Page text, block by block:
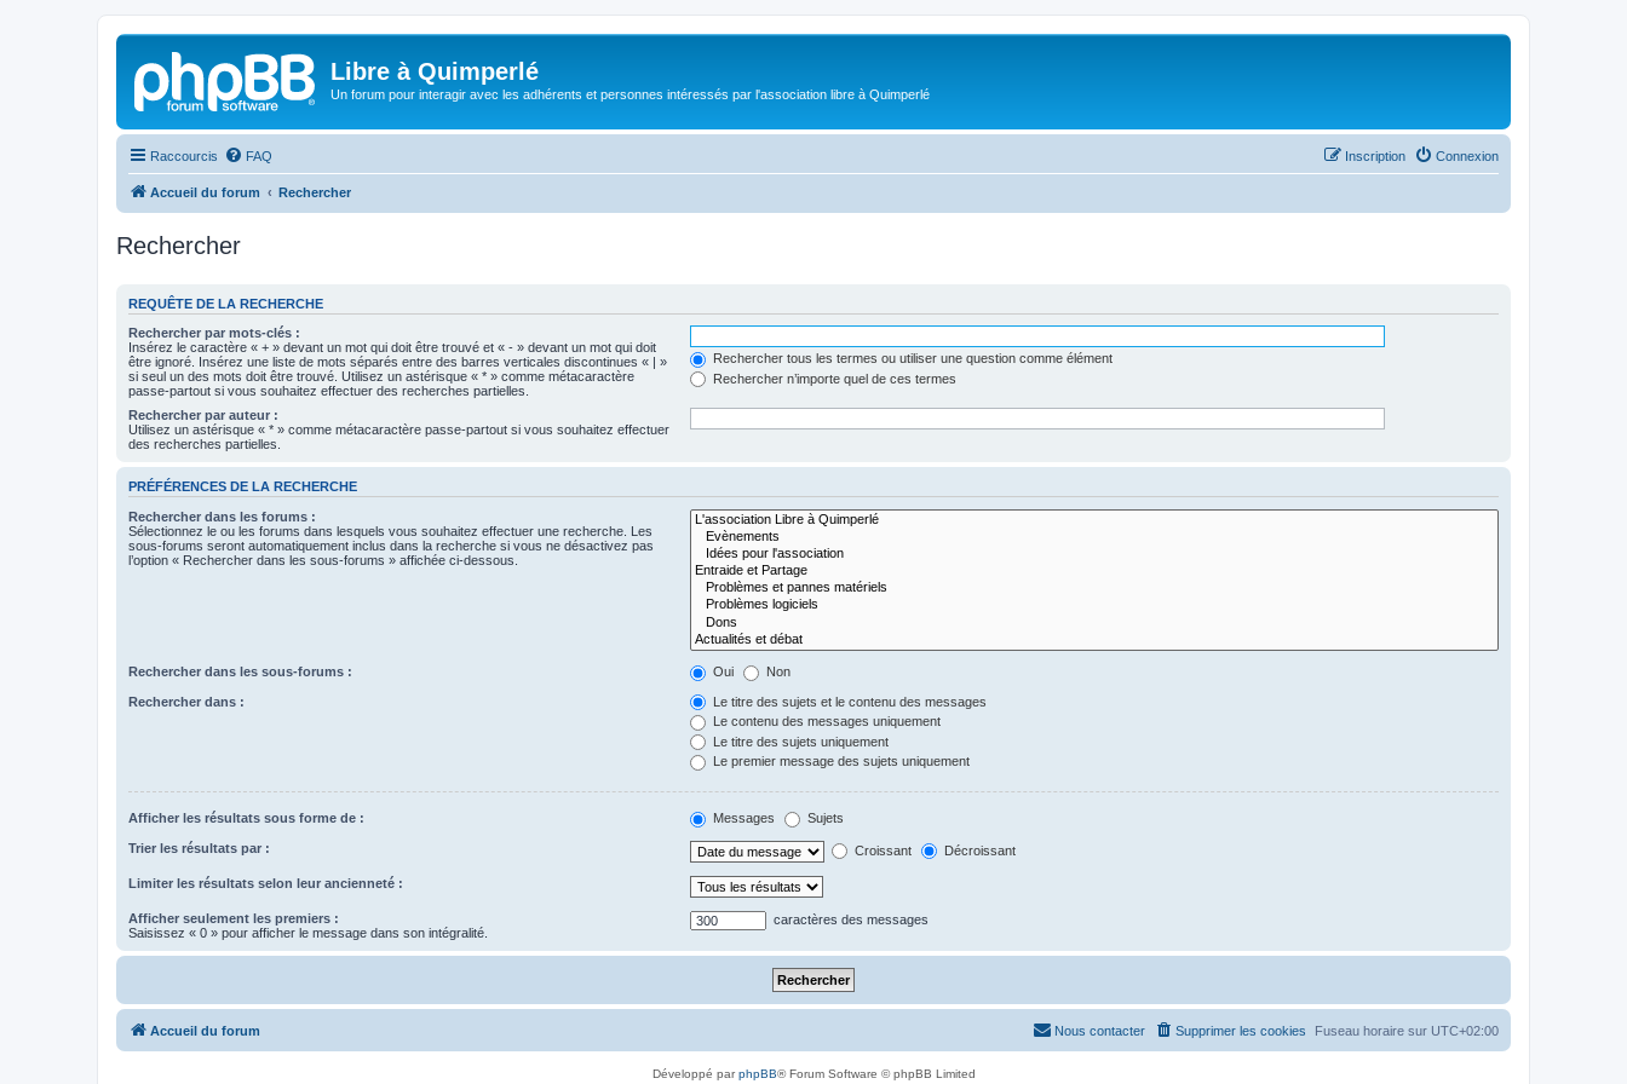
Libre à Quimperlé
Un forum pour interagir avec les adhérents et personnes intéressés par l'association libre à Quimperlé
Raccourcis FAQ Connexion
Inscription
Accueil du forum Rechercher
Rechercher
REQUÊTE DE LA RECHERCHE
Rechercher par mots-clés :
Insérez le caractère « + » devant un mot qui doit être trouvé et « - » devant un mot qui doit
être ignoré. Insérez une liste de mots séparés entre des barres verticales discontinues « | »
si seul un des mots doit être trouvé. Utilisez un astérisque « * » comme métacaractère
passe-partout si vous souhaitez effectuer des recherches partielles.
Rechercher tous les termes ou utiliser une question comme élément
Rechercher n’importe quel de ces termes
Rechercher par auteur :
Utilisez un astérisque « * » comme métacaractère passe-partout si vous souhaitez effectuer
des recherches partielles.
PRÉFÉRENCES DE LA RECHERCHE
Rechercher dans les forums :
Sélectionnez le ou les forums dans lesquels vous souhaitez effectuer une recherche. Les
sous-forums seront automatiquement inclus dans la recherche si vous ne désactivez pas
l’option « Rechercher dans les sous-forums » affichée ci-dessous.
Rechercher dans les sous-forums : Oui Non
Rechercher dans :
Le titre des sujets et le contenu des messages
Le contenu des messages uniquement
Le titre des sujets uniquement
Le premier message des sujets uniquement
Afficher les résultats sous forme de : Messages Sujets
Trier les résultats par : Croissant Décroissant
Limiter les résultats selon leur ancienneté :
Afficher seulement les premiers :
Saisissez « 0 » pour afficher le message dans son intégralité.
caractères des messages
Accueil du forum Fuseau horaire sur UTC+02:00
Supprimer les cookies
Nous contacter
Développé parphpBB® Forum Software © phpBB Limited